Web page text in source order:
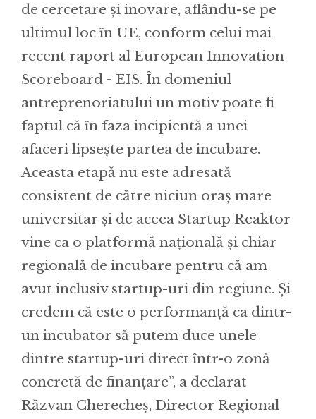
de cercetare și inovare, aflându-se pe
ultimul loc în UE, conform celui mai
recent raport al European Innovation
Scoreboard - EIS. În domeniul
antreprenoriatului un motiv poate fi
faptul că în faza incipientă a unei
afaceri lipsește partea de incubare.
Aceasta etapă nu este adresată
consistent de către niciun oraș mare
universitar și de aceea Startup Reaktor
vine ca o platformă națională și chiar
regională de incubare pentru că am
avut inclusiv startup-uri din regiune. Și
credem că este o performanță ca dintr-
un incubator să putem duce unele
dintre startup-uri direct într-o zonă
concretă de finanțare”, a declarat
Răzvan Cherecheș, Director Regional